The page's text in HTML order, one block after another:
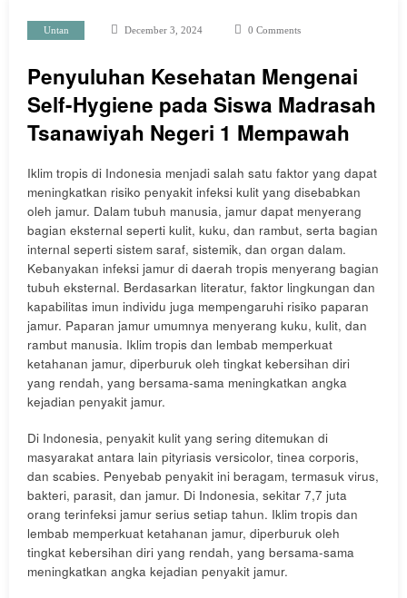
Untan December 3, 2024 0 Comments
Penyuluhan Kesehatan Mengenai
Self-Hygiene pada Siswa Madrasah
Tsanawiyah Negeri 1 Mempawah
Iklim tropis di Indonesia menjadi salah satu faktor yang dapat
meningkatkan risiko penyakit infeksi kulit yang disebabkan
oleh jamur. Dalam tubuh manusia, jamur dapat menyerang
bagian eksternal seperti kulit, kuku, dan rambut, serta bagian
internal seperti sistem saraf, sistemik, dan organ dalam.
Kebanyakan infeksi jamur di daerah tropis menyerang bagian
tubuh eksternal. Berdasarkan literatur, faktor lingkungan dan
kapabilitas imun individu juga mempengaruhi risiko paparan
jamur. Paparan jamur umumnya menyerang kuku, kulit, dan
rambut manusia. Iklim tropis dan lembab memperkuat
ketahanan jamur, diperburuk oleh tingkat kebersihan diri
yang rendah, yang bersama-sama meningkatkan angka
kejadian penyakit jamur.
Di Indonesia, penyakit kulit yang sering ditemukan di
masyarakat antara lain pityriasis versicolor, tinea corporis,
dan scabies. Penyebab penyakit ini beragam, termasuk virus,
bakteri, parasit, dan jamur. Di Indonesia, sekitar 7,7 juta
orang terinfeksi jamur serius setiap tahun. Iklim tropis dan
lembab memperkuat ketahanan jamur, diperburuk oleh
tingkat kebersihan diri yang rendah, yang bersama-sama
meningkatkan angka kejadian penyakit jamur.